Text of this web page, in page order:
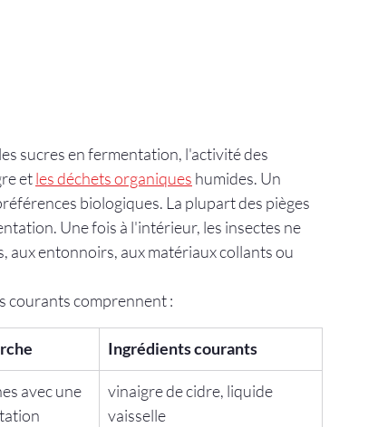
sucres en fermentation, l'activité des
et les déchets organiques humides. Un
biologiques. La plupart des pièges
Une fois à l'intérieur, les insectes ne
aux entonnoirs, aux matériaux collants ou
courants comprennent :
Ingrédients courants
avec une
vinaigre de cidre, liquide
vaisselle